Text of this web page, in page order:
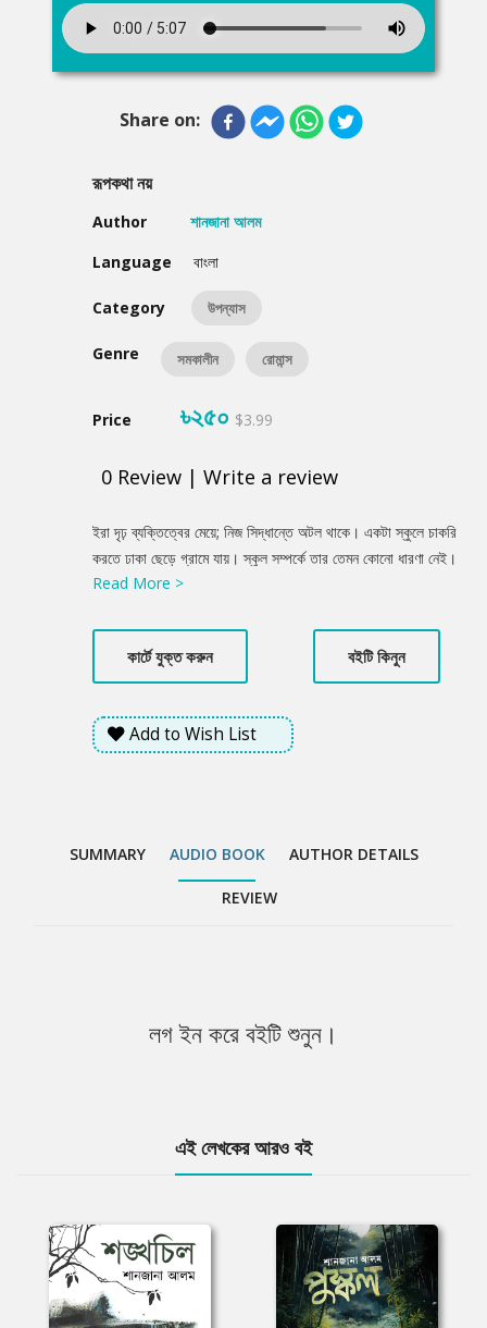
Share on:
রূপকথা নয়
Author
শানজানা আলম
Language
বাংলা
Category উপন্যাস
Genre সমকালীন রোমান্স
Price ৳২৫০ $3.99
0 Review | Write a review
Product
Summery
ইরা দৃঢ় ব্যক্তিত্বের মেয়ে; নিজ সিদ্ধান্তে অটল থাকে। একটা স্কুলে চাকরি
করতে ঢাকা ছেড়ে গ্রামে যায়। স্কুল সম্পর্কে তার তেমন কোনো ধারণা নেই।
কোথায় থাকবে সে? তবু সে চাকরিটা করতে চায় কিছুদিন নিজের মতো থাকতে।
ব্যক্তিত্ববান তানভীর উচ্চবিত্ত পরিবারের ছেলে। তার চারিত্রিক বৈশিষ্ট্য
যেকোনো ছেলের জন্য আদর্শ হতে পারে। এক বৃষ্টিমুখর দিনে ইরার সাথে দেখা
হয় তানভীরের। তাদের অনুভূতিকে ডালপালা মেলতে দেওয়ার আগেই ইরাকে
দেশের বাইরে চলে যেতে হয়। ইরা সাথে করে নিয়ে যায় তানভীরের ছোট্ট একটা
চিরকুট, ‘ইরা তুমি কি ফিরবে?’
Read More >
কার্টে যুক্ত করুন বইটি কিনুন
Add to Wish List
SUMMARY AUDIO BOOK AUTHOR DETAILS
REVIEW
লগ ইন করে বইটি শুনুন।
এই লেখকের আরও বই